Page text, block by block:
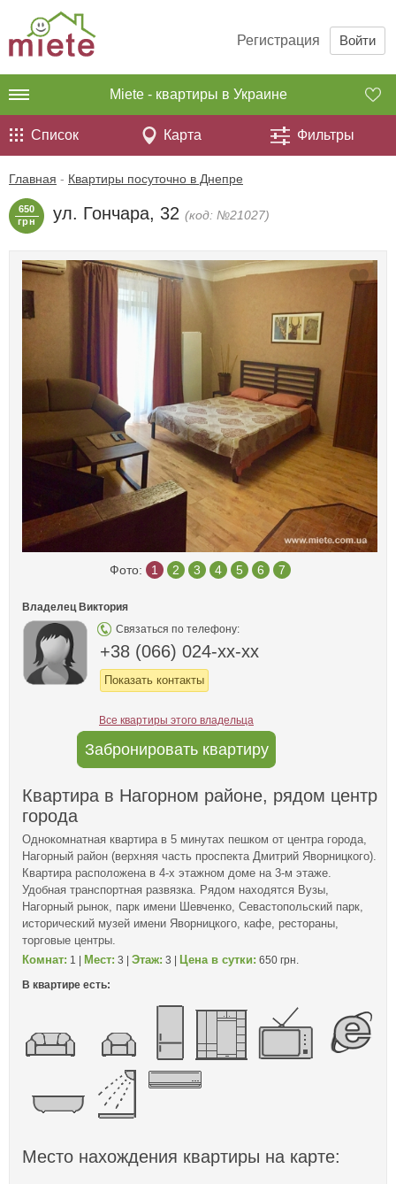
Регистрация Войти
Miete - квартиры в Украине
Список Карта Фильтры
Главная - Квартиры посуточно в Днепре
650
грн
ул. Гончара, 32 (код: №21027)
Фото: 1 2 3 4 5 6 7
Владелец Виктория
Связаться по телефону:
+38 (066) 024-xx-xx
Показать контакты
Все квартиры этого владельца
Забронировать квартиру
Квартира в Нагорном районе, рядом центр
города
Однокомнатная квартира в 5 минутах пешком от центра города,
Нагорный район (верхняя часть проспекта Дмитрий Яворницкого).
Квартира расположена в 4-х этажном доме на 3-м этаже.
Удобная транспортная развязка. Рядом находятся Вузы,
Нагорный рынок, парк имени Шевченко, Севастопольский парк,
исторический музей имени Яворницкого, кафе, рестораны,
торговые центры.
Комнат: 1 | Мест: 3 | Этаж: 3 | Цена в сутки: 650 грн.
В квартире есть:
Место нахождения квартиры на карте: